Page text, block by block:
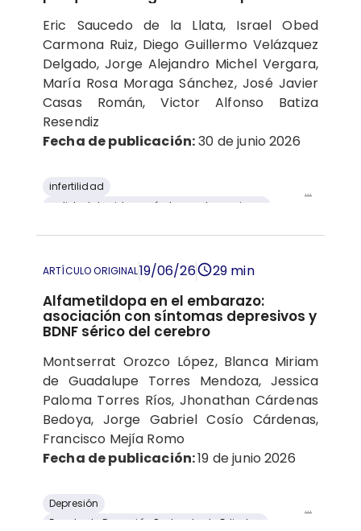
Eric Saucedo de la Llata, Israel Obed
Carmona Ruiz, Diego Guillermo Velázquez
Delgado, Jorge Alejandro Michel Vergara,
María Rosa Moraga Sánchez, José Javier
Casas Román, Victor Alfonso Batiza
Resendiz
Fecha de publicación:30 de junio 2026
infertilidad
calidad de vida en síndrome de ovario po
PCOSQ
Síndrome de ovario poliquístico
...
ARTÍCULO ORIGINAL19/06/26 29 min
Alfametildopa en el embarazo:
asociación con síntomas depresivos y
BDNF sérico del cerebro
Montserrat Orozco López, Blanca Miriam
de Guadalupe Torres Mendoza, Jessica
Paloma Torres Ríos, Jhonathan Cárdenas
Bedoya, Jorge Gabriel Cosío Cárdenas,
Francisco Mejía Romo
Fecha de publicación:19 de junio 2026
Depresión
Escala de Depresión Postparto de Edimbur
...